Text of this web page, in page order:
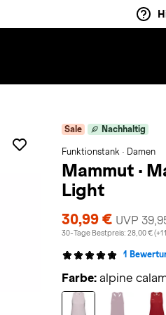
Sale Nachhaltig
Funktionstank · Damen
Mammut ·
Light
30,99 € UVP
30-Tage Bestpreis: 28,00 €
1
Farbe: alpine